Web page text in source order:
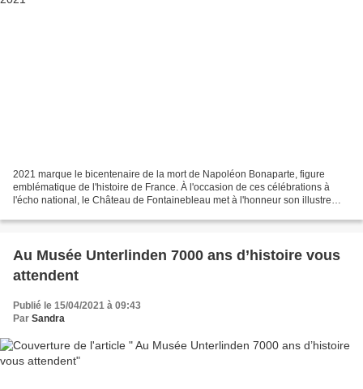
2021 marque le bicentenaire de la mort de Napoléon Bonaparte, figure
emblématique de l'histoire de France. À l'occasion de ces célébrations à
l'écho national, le Château de Fontainebleau met à l'honneur son illustre
Au Musée Unterlinden 7000 ans d’histoire vous
attendent
Publié le 15/04/2021 à 09:43
Par Sandra